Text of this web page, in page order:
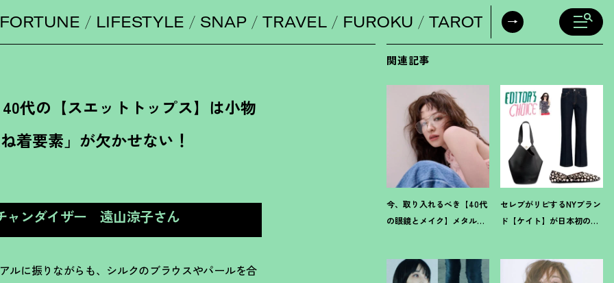
FORTUNE LIFESTYLE SNAP TRAVEL FUROKU TAROT DAILY
代の【スエットトップス】は小物
着要素」が欠かせない ！
ャンダイザー 遠山涼子さん
ルに振りながらも、シルクのブラウスやパールを合
関連記事
今、取り入れるべき【40代
の眼鏡とメイク】メタルフ
セレブがリピするNYブラン
ド【ケイト】が日本初の常